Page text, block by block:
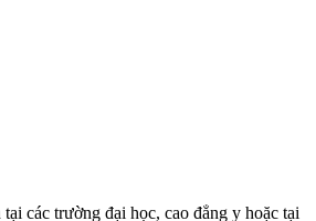
các trường đại học, cao đẳng y hoặc tại